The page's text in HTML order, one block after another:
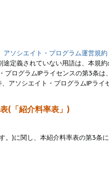
アソシエイト・プログラム運営規約
定義されていない用語は、本規
ログラムIPライセンスの第3条
アソシエイト・プログラムIPラ
(「紹介料率表」)
。)に関し、本紹介料率表の第3条